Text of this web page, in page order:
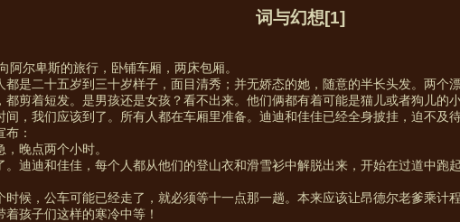
词与幻想[1]
阿尔卑斯的旅行，卧铺车厢，两床包厢。
都是二十五岁到三十岁样子，面目清秀；并无娇态的她，随意的半长头发。两个
剪着短发。是男孩还是女孩？看不出来。他们俩都有着可能是猫儿或者狗儿的
间，我们应该到了。所有人都在车厢里准备。迪迪和佳佳已经全身披挂，迫不及待
：
晚点两个小时。
。迪迪和佳佳，每个人都从他们的登山衣和滑雪衫中解脱出来，开始在过道中跑
候，公车可能已经走了，就必须等十一点那一趟。本来应该让昂德尔老爹乘计程
孩子们这样的寒冷中等！